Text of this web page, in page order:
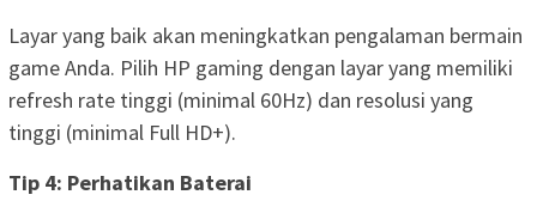
Layar yang baik akan meningkatkan pengalaman bermain
game Anda. Pilih HP gaming dengan layar yang memiliki
refresh rate tinggi (minimal 60Hz) dan resolusi yang
tinggi (minimal Full HD+).
Tip 4: Perhatikan Baterai